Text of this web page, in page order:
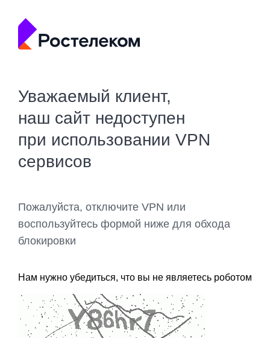
Уважаемый клиент,
наш сайт недоступен
при использовании VPN
сервисов
Пожалуйста, отключите VPN или
воспользуйтесь формой ниже для обхода
блокировки
Нам нужно убедиться, что вы не являетесь роботом